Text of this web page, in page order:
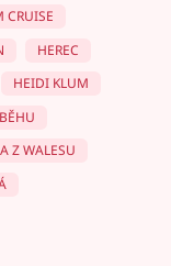
CRUISE
HEREC
HEIDI KLUM
Z WALESU